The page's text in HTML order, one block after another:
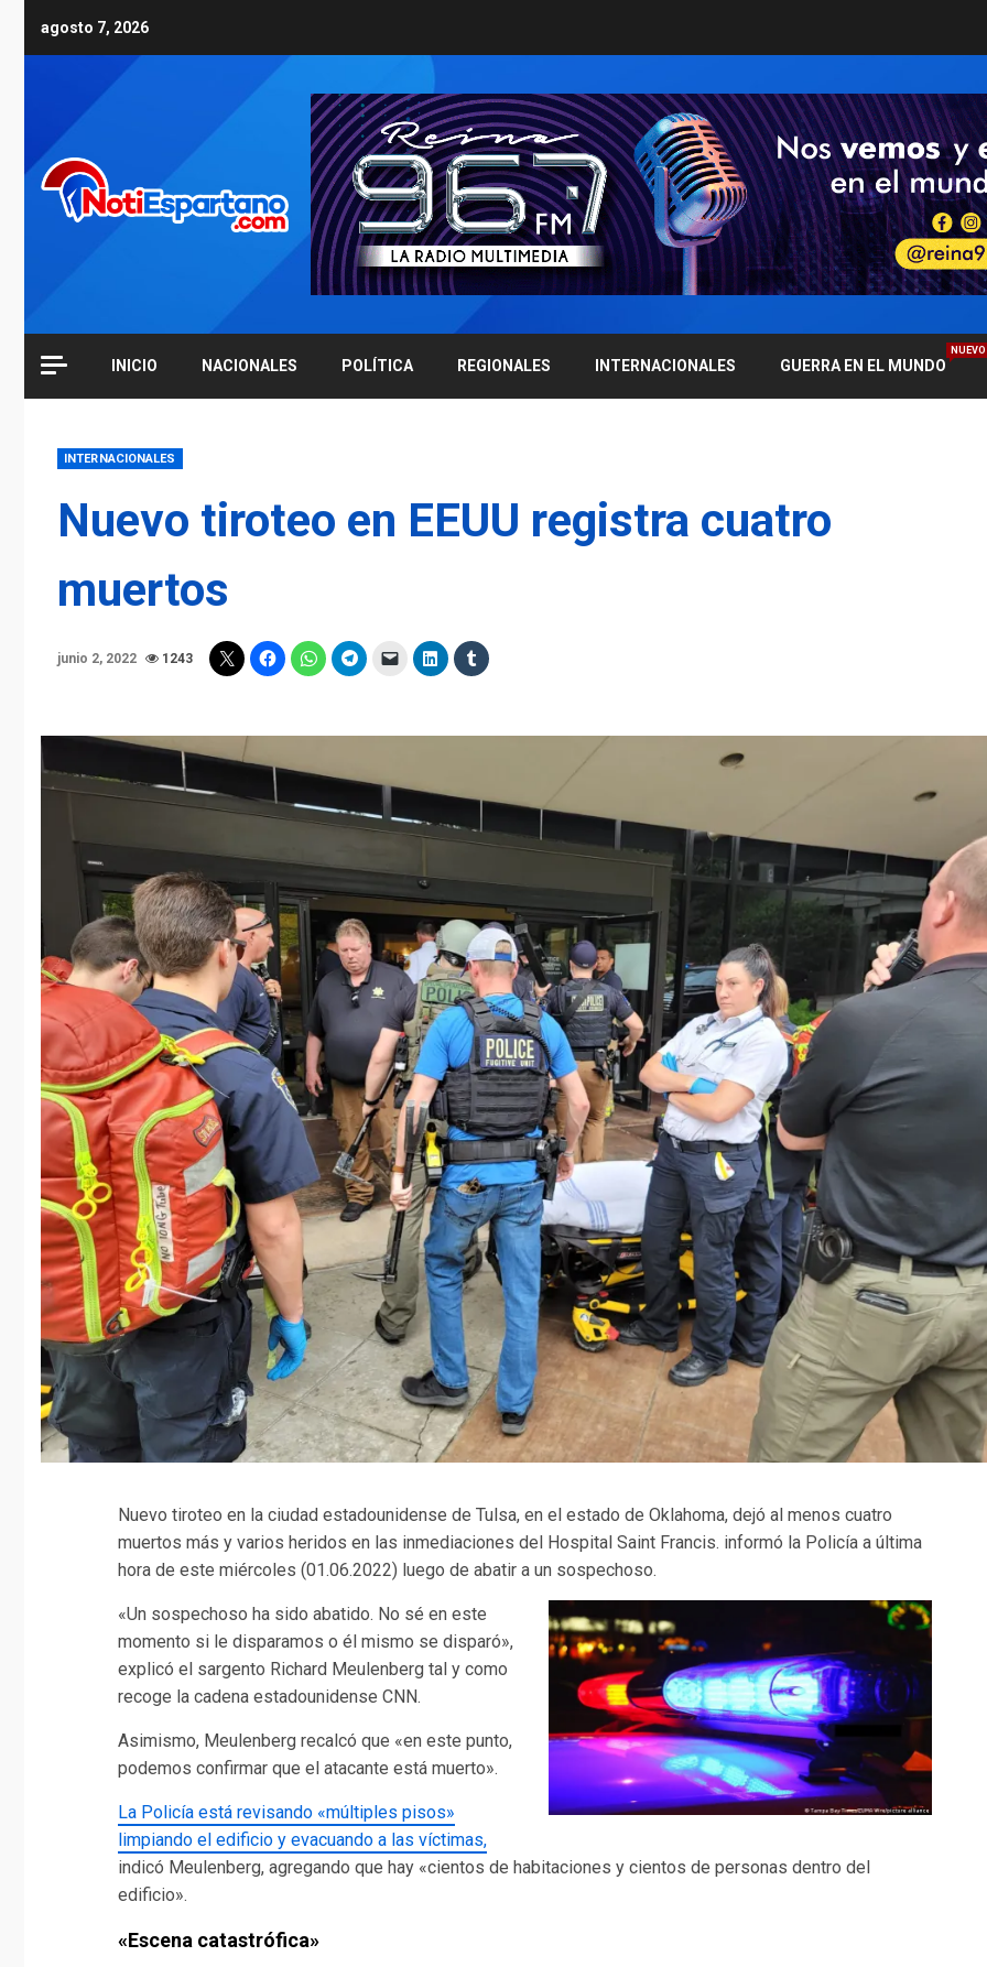
agosto 7, 2026
INICIO NACIONALES POLÍTICA REGIONALES INTERNACIONALES GUERRA EN EL MUNDO
NUEVO
INTERNACIONALES
Nuevo tiroteo en EEUU registra cuatro
muertos
junio 2, 2022 1243
Nuevo tiroteo en la ciudad estadounidense de Tulsa, en el estado de Oklahoma, dejó al menos cuatro
muertos más y varios heridos en las inmediaciones del Hospital Saint Francis. informó la Policía a última
hora de este miércoles (01.06.2022) luego de abatir a un sospechoso.
«Un sospechoso ha sido abatido. No sé en este
momento si le disparamos o él mismo se disparó»,
explicó el sargento Richard Meulenberg tal y como
recoge la cadena estadounidense CNN.
Asimismo, Meulenberg recalcó que «en este punto,
podemos confirmar que el atacante está muerto».
La Policía está revisando «múltiples pisos»
limpiando el edificio y evacuando a las víctimas,
indicó Meulenberg, agregando que hay «cientos de habitaciones y cientos de personas dentro del
edificio».
«Escena catastrófica»